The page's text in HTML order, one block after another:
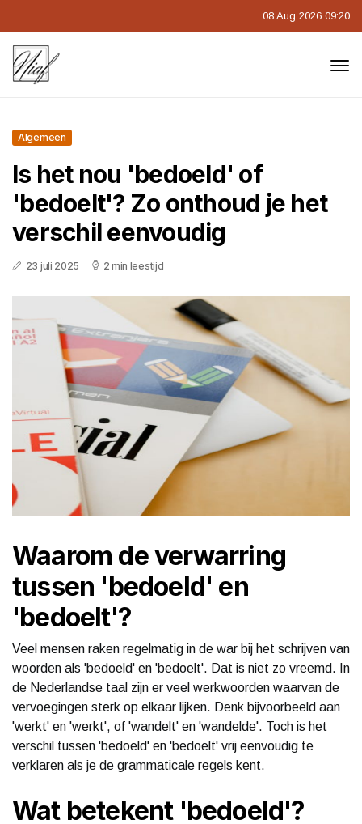
08 Aug 2026 09:20
Algemeen
Is het nou 'bedoeld' of
'bedoelt'? Zo onthoud je het
verschil eenvoudig
23 juli 2025 2 min leestijd
Waarom de verwarring
tussen 'bedoeld' en
'bedoelt'?
Veel mensen raken regelmatig in de war bij het schrijven van
woorden als 'bedoeld' en 'bedoelt'. Dat is niet zo vreemd. In
de Nederlandse taal zijn er veel werkwoorden waarvan de
vervoegingen sterk op elkaar lijken. Denk bijvoorbeeld aan
'werkt' en 'werkt', of 'wandelt' en 'wandelde'. Toch is het
verschil tussen 'bedoeld' en 'bedoelt' vrij eenvoudig te
verklaren als je de grammaticale regels kent.
Wat betekent 'bedoeld'?